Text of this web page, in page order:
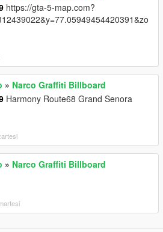
https://gta-5-map.com?
» Narco Graffiti Billboard
Harmony Route68 Grand Senora
» Narco Graffiti Billboard